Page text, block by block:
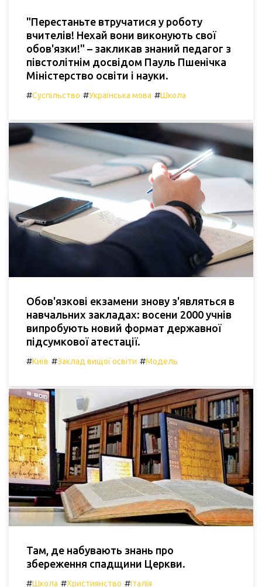
"Перестаньте втручатися у роботу
вчителів! Нехай вони виконують свої
обов'язки!" – закликав знаний педагог з
півстолітнім досвідом Пауль Пшенічка
Міністерство освіти і науки.
#Суспільство #Українська мова #Школа
Обов'язкові екзамени знову з'являться в
навчальних закладах: восени 2000 учнів
випробують новий формат державної
підсумкової атестації.
#Київ #Заклад вищої освіти #Модель
Там, де набувають знань про
збереження спадщини Церкви.
#Школа #Християнство #Італія